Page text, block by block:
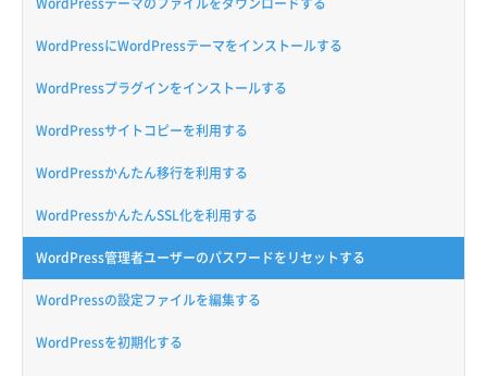
WordPressにWordPressテーマをインストールする
WordPressプラグインをインストールする
WordPressサイトコピーを利用する
WordPressかんたん移行を利用する
WordPressかんたんSSL化を利用する
WordPress管理者ユーザーのパスワードをリセットする
WordPressの設定ファイルを編集する
WordPressを初期化する